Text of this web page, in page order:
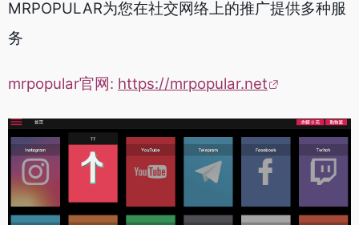
MRPOPULAR为您在社交网络上的推广提供多种服
务
mrpopular官网: https://mrpopular.net